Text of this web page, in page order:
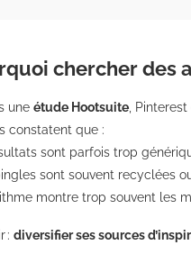
chercher des
une étude Hootsuite ,
constatent que :
sont parfois trop
sont souvent recyclées
montre trop souvent les
: diversifier ses sources